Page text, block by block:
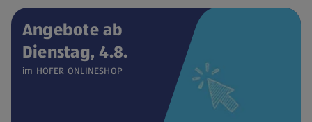
Verfügbar seit 04.08.2026
ONLINESHOP
Angebote ab
Dienstag, 4.8.
im HOFER ONLINESHOP